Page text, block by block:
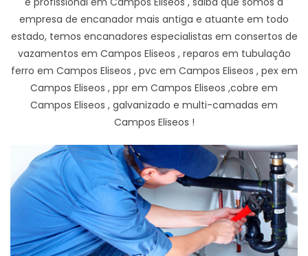
empresa de encanador mais antiga e atuante em todo
estado, temos encanadores especialistas em consertos de
vazamentos em Campos Eliseos , reparos em tubulação
ferro em Campos Eliseos , pvc em Campos Eliseos , pex em
Campos Eliseos , ppr em Campos Eliseos ,cobre em
Campos Eliseos , galvanizado e multi-camadas em
Campos Eliseos !